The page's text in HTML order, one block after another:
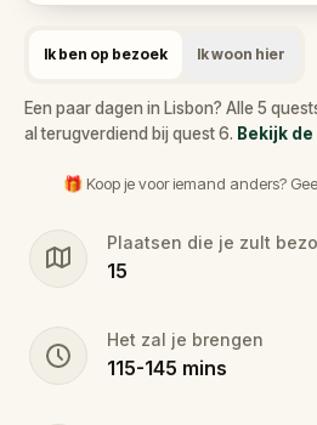
Ik ben op bezoek Ik woon hier
Een paar dagen in Lisbon? Alle 5
al terugverdiend bij quest 6. Bekijk
🎁 Koop je voor iemand anders?
Plaatsen die je zult
15
Het zal je brengen
115-145 mins